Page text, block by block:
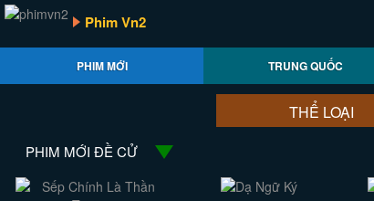
Phim Vn2
PHIM MỚI TRUNG QUỐC
THỂ LOẠI
PHIM MỚI ĐỀ CỬ